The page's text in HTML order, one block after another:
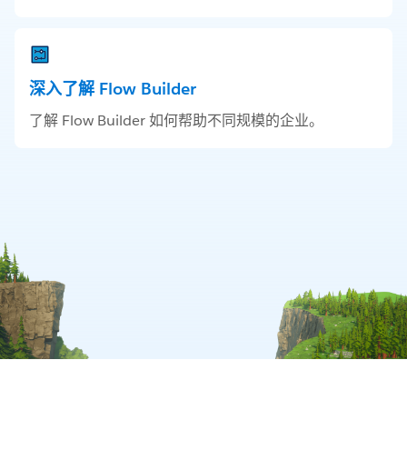
深入了解 Flow Builder
了解 Flow Builder 如何帮助不同规模的企业。